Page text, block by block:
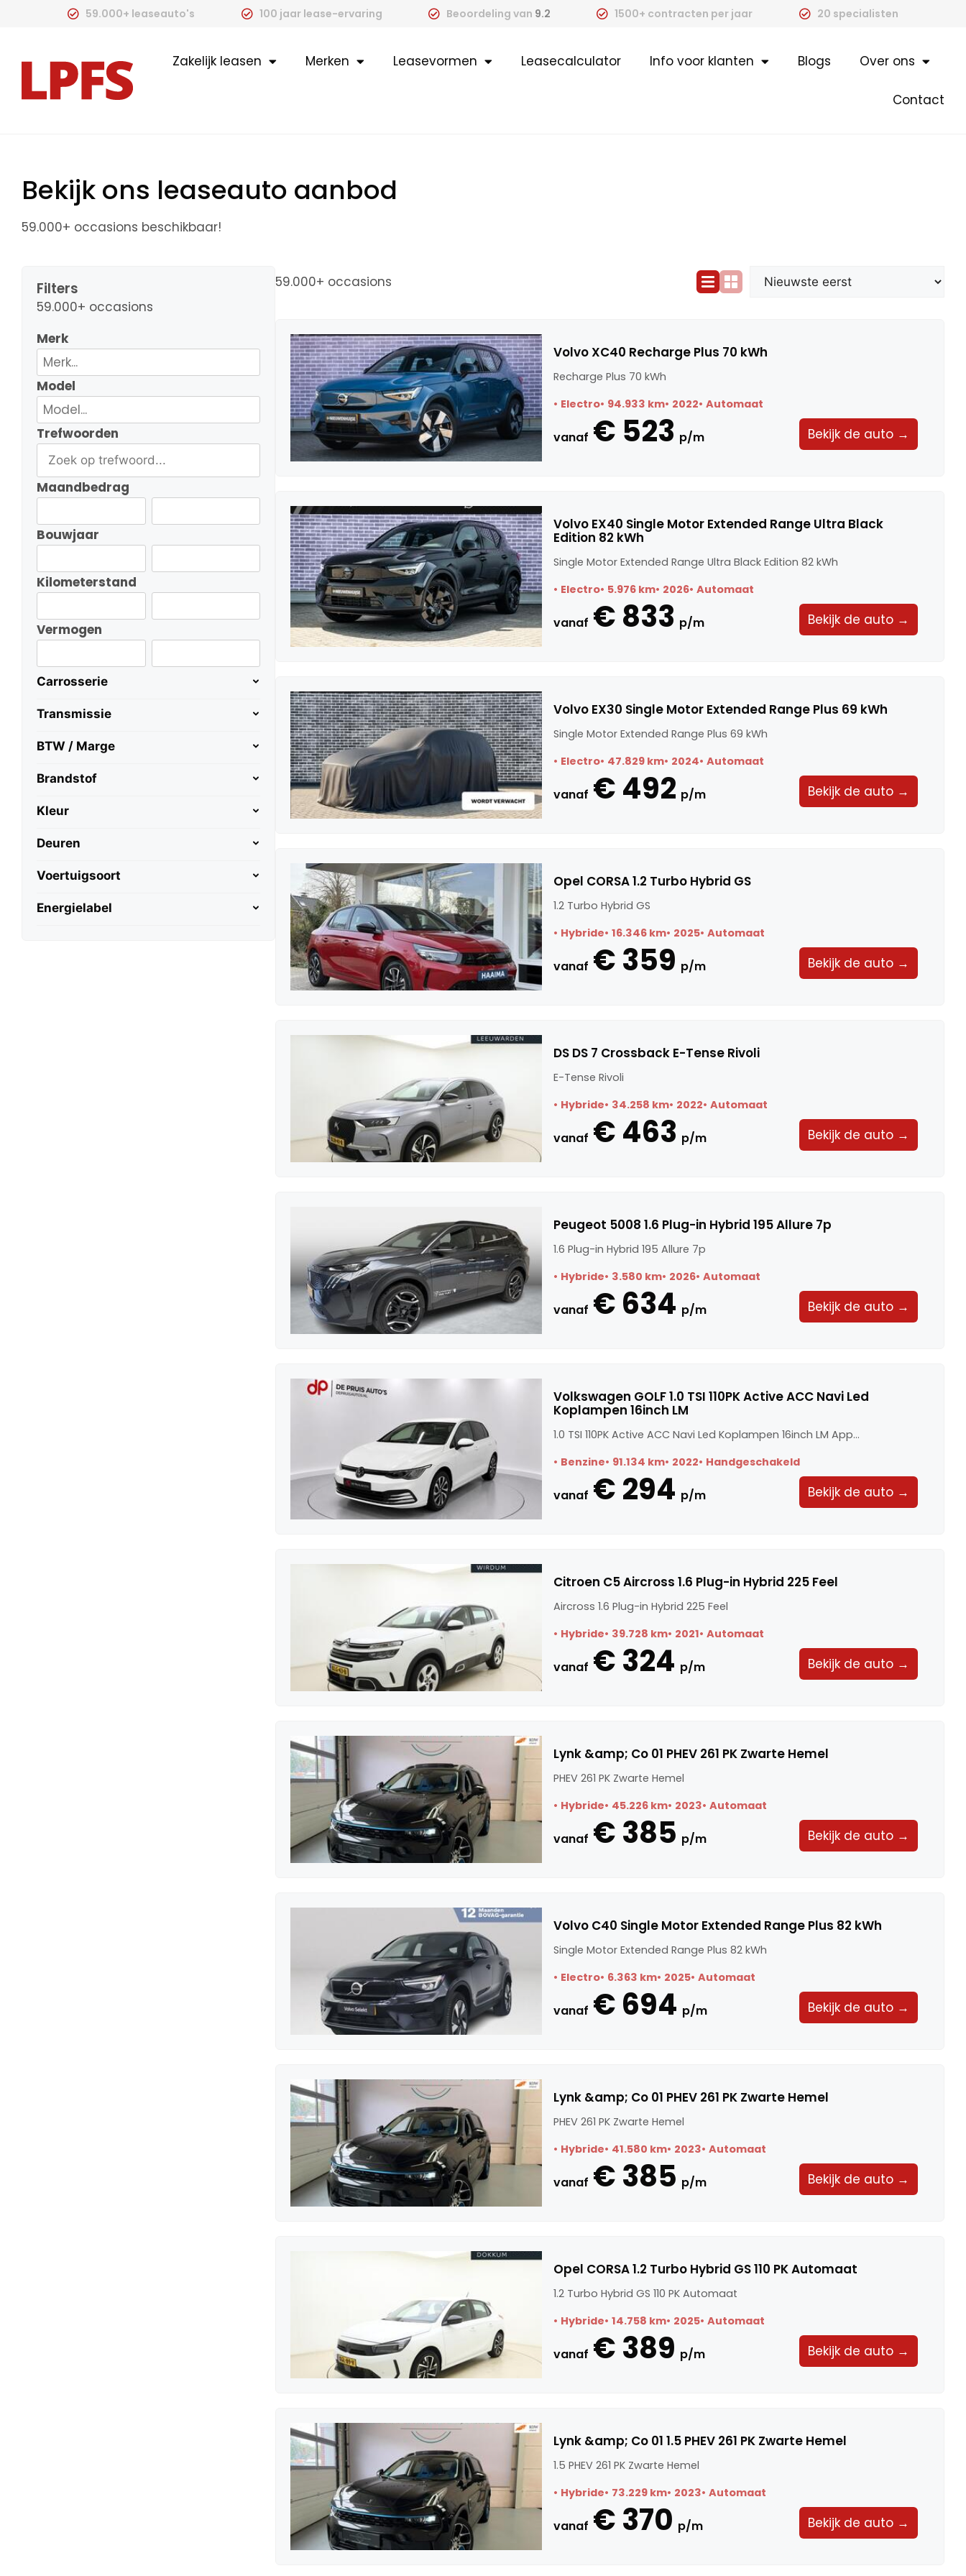
59.000+ leaseauto's 100 jaar lease-ervaring Beoordeling van 9.2 1500+ contracten per jaar 20 specialisten
Zakelijk leasen Merken Leasevormen Leasecalculator Info voor klanten Blogs Over ons
Contact
Bekijk ons leaseauto aanbod
59.000+ occasions beschikbaar!
Filters
59.000+ occasions
Merk
Model
Trefwoorden
Maandbedrag
Bouwjaar
Kilometerstand
Vermogen
Carrosserie
Transmissie
BTW / Marge
Brandstof
Kleur
Deuren
Voertuigsoort
Energielabel
59.000+ occasions
Volvo XC40 Recharge Plus 70 kWh
Recharge Plus 70 kWh
Electro 94.933 km 2022 Automaat
vanaf € 523 p/m Bekijk de auto →
Volvo EX40 Single Motor Extended Range Ultra Black
Edition 82 kWh
Single Motor Extended Range Ultra Black Edition 82 kWh
Electro 5.976 km 2026 Automaat
vanaf € 833 p/m Bekijk de auto →
Volvo EX30 Single Motor Extended Range Plus 69 kWh
Single Motor Extended Range Plus 69 kWh
Electro 47.829 km 2024 Automaat
vanaf € 492 p/m Bekijk de auto →
Opel CORSA 1.2 Turbo Hybrid GS
1.2 Turbo Hybrid GS
Hybride 16.346 km 2025 Automaat
vanaf € 359 p/m Bekijk de auto →
DS DS 7 Crossback E-Tense Rivoli
E-Tense Rivoli
Hybride 34.258 km 2022 Automaat
vanaf € 463 p/m Bekijk de auto →
Peugeot 5008 1.6 Plug-in Hybrid 195 Allure 7p
1.6 Plug-in Hybrid 195 Allure 7p
Hybride 3.580 km 2026 Automaat
vanaf € 634 p/m Bekijk de auto →
Volkswagen GOLF 1.0 TSI 110PK Active ACC Navi Led
Koplampen 16inch LM
1.0 TSI 110PK Active ACC Navi Led Koplampen 16inch LM App...
Benzine 91.134 km 2022 Handgeschakeld
vanaf € 294 p/m Bekijk de auto →
Citroen C5 Aircross 1.6 Plug-in Hybrid 225 Feel
Aircross 1.6 Plug-in Hybrid 225 Feel
Hybride 39.728 km 2021 Automaat
vanaf € 324 p/m Bekijk de auto →
Lynk &amp; Co 01 PHEV 261 PK Zwarte Hemel
PHEV 261 PK Zwarte Hemel
Hybride 45.226 km 2023 Automaat
vanaf € 385 p/m Bekijk de auto →
Volvo C40 Single Motor Extended Range Plus 82 kWh
Single Motor Extended Range Plus 82 kWh
Electro 6.363 km 2025 Automaat
vanaf € 694 p/m Bekijk de auto →
Lynk &amp; Co 01 PHEV 261 PK Zwarte Hemel
PHEV 261 PK Zwarte Hemel
Hybride 41.580 km 2023 Automaat
vanaf € 385 p/m Bekijk de auto →
Opel CORSA 1.2 Turbo Hybrid GS 110 PK Automaat
1.2 Turbo Hybrid GS 110 PK Automaat
Hybride 14.758 km 2025 Automaat
vanaf € 389 p/m Bekijk de auto →
Lynk &amp; Co 01 1.5 PHEV 261 PK Zwarte Hemel
1.5 PHEV 261 PK Zwarte Hemel
Hybride 73.229 km 2023 Automaat
vanaf € 370 p/m Bekijk de auto →